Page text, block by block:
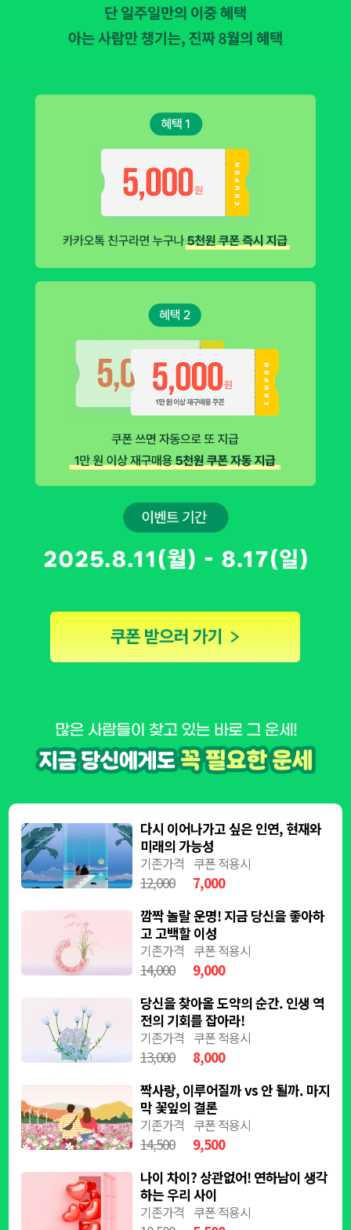
다시 이어나가고 싶은 인연, 현재와
미래의 가능성
기존가격 쿠폰 적용시
12,000
7,000
깜짝 놀랄 운명! 지금 당신을 좋아하
고 고백할 이성
기존가격 쿠폰 적용시
14,000
9,000
당신을 찾아올 도약의 순간. 인생 역
전의 기회를 잡아라!
기존가격 쿠폰 적용시
13,000
8,000
짝사랑, 이루어질까 vs 안 될까. 마지
막 꽃잎의 결론
기존가격 쿠폰 적용시
14,500
9,500
나이 차이? 상관없어! 연하남이 생각
하는 우리 사이
기존가격 쿠폰 적용시